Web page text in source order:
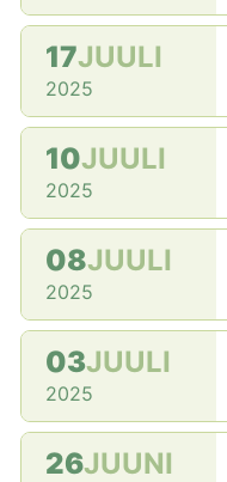
17JUULI
2025
10JUULI
2025
08JUULI
2025
03JUULI
2025
26JUUNI